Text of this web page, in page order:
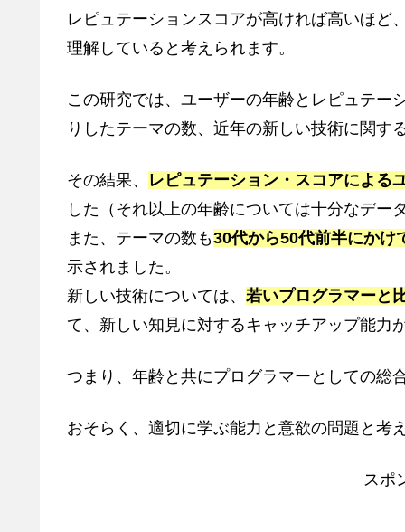
レピュテーションスコアが高ければ高いほど
理解していると考えられます。
この研究では、ユーザーの年齢とレピュテー
りしたテーマの数、近年の新しい技術に関す
その結果、 レピュテーション・スコアによる
した（それ以上の年齢については十分なデー
また、テーマの数も30代から50代前半にかけ
示されました。
新しい技術については、 若いプログラマーと
て、新しい知見に対するキャッチアップ能力
つまり、年齢と共にプログラマーとしての総
おそらく、適切に学ぶ能力と意欲の問題と考
スポ